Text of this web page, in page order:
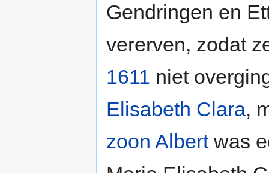
Gendringen en
vererven, zodat
1611 niet
Elisabeth Clara,
zoon Albertwas